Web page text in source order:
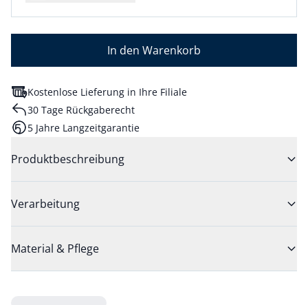
In den Warenkorb
Kostenlose Lieferung in Ihre Filiale
30 Tage Rückgaberecht
5 Jahre Langzeitgarantie
Produktbeschreibung
Verarbeitung
Material & Pflege